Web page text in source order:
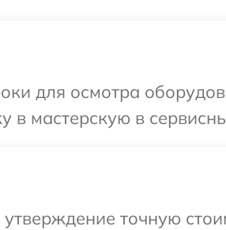
для осмотра
в мастерскую в
точную